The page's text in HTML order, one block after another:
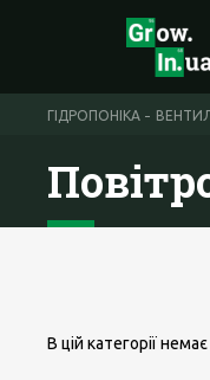
ГІДРОПОНІКА
В цій категорії